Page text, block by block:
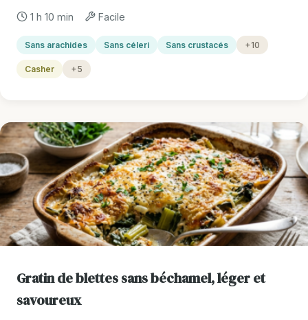
1 h 10 min Facile
Sans arachides Sans céleri Sans crustacés +10
Casher +5
Gratin de blettes sans béchamel, léger et
savoureux